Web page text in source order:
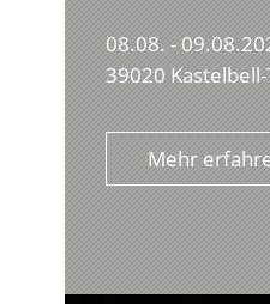
08.08. -
39020
Mehr